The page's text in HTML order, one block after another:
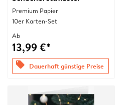
Premium Papier
10er Karten-Set
Ab
13,99 €*
offers Dauerhaft günstige Preise